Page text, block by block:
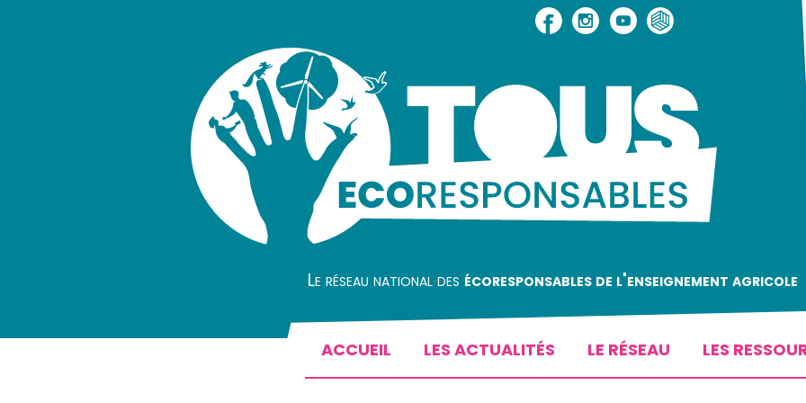
Le réseau national des écoresponsables de l'enseignement agricole
ACCUEIL LES ACTUALITÉS LE RÉSEAU LES